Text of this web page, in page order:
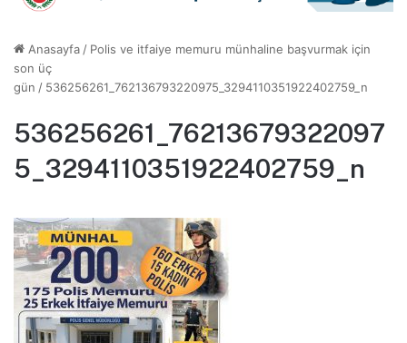
Anasayfa / Polis ve itfaiye memuru münhaline başvurmak için
son üç
gün / 536256261_762136793220975_3294110351922402759_n
536256261_76213679322097
5_3294110351922402759_n